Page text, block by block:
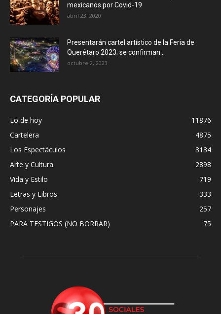
mexicanos por Covid-19
abril 23, 2020
Presentarán cartel artístico de la Feria de
Querétaro 2023; se confirman...
octubre 2, 2023
CATEGORÍA POPULAR
Lo de hoy
11876
Cartelera
4875
Los Espectáculos
3134
Arte y Cultura
2898
Vida y Estilo
719
Letras y Libros
333
Personajes
257
PARA TESTIGOS (NO BORRAR)
75